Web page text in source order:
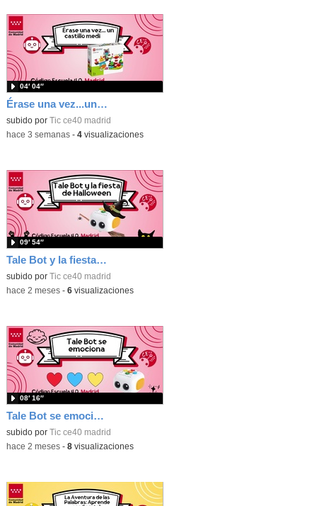
Érase una vez...un castillo medieval
subido por Tic ce40 madrid
04′ 04″
-hace 3 semanas- 4visualizaciones
Tale Bot y la fiesta de Halloween
subido por Tic ce40 madrid
09′ 54″
-hace 2 meses- 6visualizaciones
Tale Bot se emociona
subido por Tic ce40 madrid
08′ 16″
-hace 2 meses- 8visualizaciones